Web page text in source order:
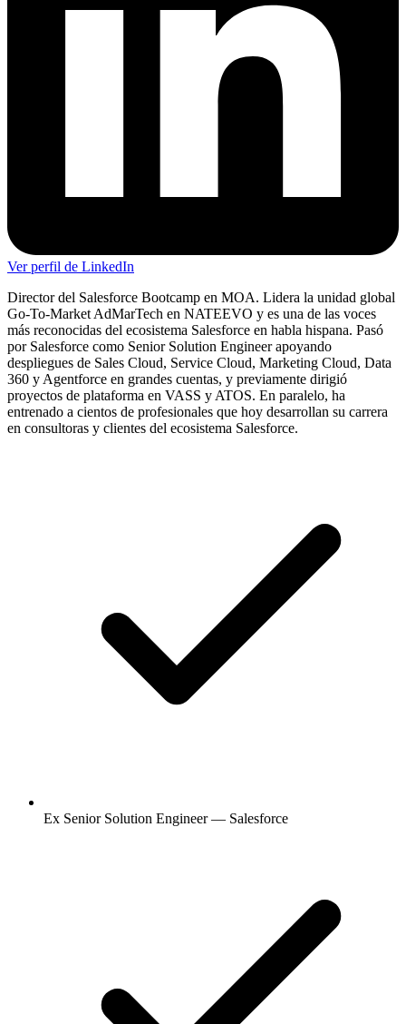
Ver perfil de LinkedIn
Director del Salesforce Bootcamp en MOA. Lidera la unidad global
Go-To-Market AdMarTech en NATEEVO y es una de las voces
más reconocidas del ecosistema Salesforce en habla hispana. Pasó
por Salesforce como Senior Solution Engineer apoyando
despliegues de Sales Cloud, Service Cloud, Marketing Cloud, Data
360 y Agentforce en grandes cuentas, y previamente dirigió
proyectos de plataforma en VASS y ATOS. En paralelo, ha
entrenado a cientos de profesionales que hoy desarrollan su carrera
en consultoras y clientes del ecosistema Salesforce.
Ex Senior Solution Engineer — Salesforce